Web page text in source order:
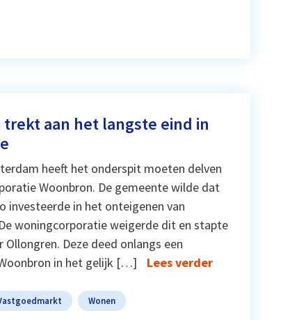
aan het langste eind in
heeft het onderspit moeten delven
Woonbron. De gemeente wilde dat
investeerde in het onteigenen van
woningcorporatie weigerde dit en stapte
Deze deed onlangs een
in het gelijk […]
Lees verder
Wonen